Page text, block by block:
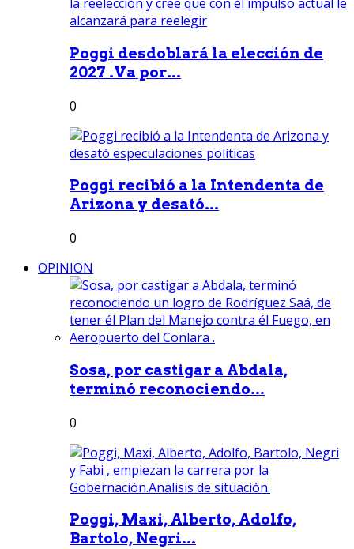
Poggi desdoblará la elección de
2027 .Va por...
0
Poggi recibió a la Intendenta de
Arizona y desató...
0
OPINION
Sosa, por castigar a Abdala,
terminó reconociendo...
0
Poggi, Maxi, Alberto, Adolfo,
Bartolo, Negri...